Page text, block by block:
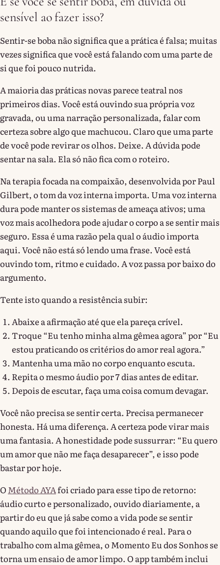
sensível ao fazer isso?
Sentir-se boba não significa que a prática é falsa; muitas
vezes significa que você está falando com uma parte de
si que foi pouco nutrida.
A maioria das práticas novas parece teatral nos
primeiros dias. Você está ouvindo sua própria voz
gravada, ou uma narração personalizada, falar com
certeza sobre algo que machucou. Claro que uma parte
de você pode revirar os olhos. Deixe. A dúvida pode
sentar na sala. Ela só não fica com o roteiro.
Na terapia focada na compaixão, desenvolvida por Paul
Gilbert, o tom da voz interna importa. Uma voz interna
dura pode manter os sistemas de ameaça ativos; uma
voz mais acolhedora pode ajudar o corpo a se sentir mais
seguro. Essa é uma razão pela qual o áudio importa
aqui. Você não está só lendo uma frase. Você está
ouvindo tom, ritmo e cuidado. A voz passa por baixo do
argumento.
Tente isto quando a resistência subir:
Abaixe a afirmação até que ela pareça crível.
Troque “Eu tenho minha alma gêmea agora” por “Eu
estou praticando os critérios do amor real agora.”
Mantenha uma mão no corpo enquanto escuta.
Repita o mesmo áudio por 7 dias antes de editar.
Depois de escutar, faça uma coisa comum devagar.
Você não precisa se sentir certa. Precisa permanecer
honesta. Há uma diferença. A certeza pode virar mais
uma fantasia. A honestidade pode sussurrar: “Eu quero
um amor que não me faça desaparecer”, e isso pode
bastar por hoje.
O Método AYA foi criado para esse tipo de retorno:
áudio curto e personalizado, ouvido diariamente, a
partir do eu que já sabe como a vida pode se sentir
quando aquilo que foi intencionado é real. Para o
trabalho com alma gêmea, o Momento Eu dos Sonhos se
torna um ensaio de amor limpo. O app também inclui